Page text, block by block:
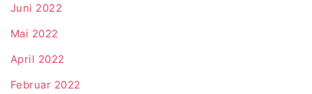
Juni 2022
Mai 2022
April 2022
Februar 2022